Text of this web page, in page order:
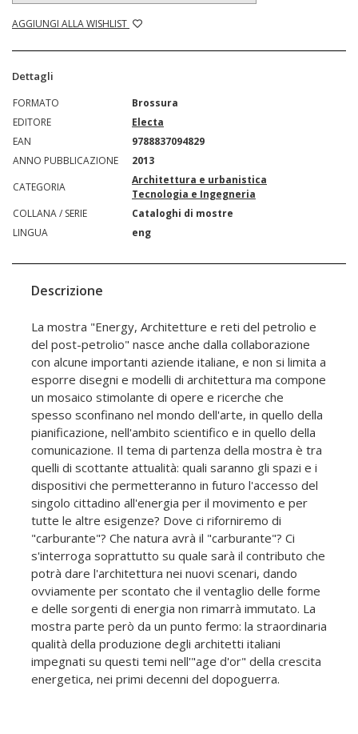
AGGIUNGI ALLA WISHLIST
Dettagli
FORMATO
Brossura
EDITORE
Electa
EAN
9788837094829
ANNO PUBBLICAZIONE
2013
CATEGORIA
Architettura e urbanistica
Tecnologia e Ingegneria
COLLANA / SERIE
Cataloghi di mostre
LINGUA
eng
Descrizione
La mostra "Energy, Architetture e reti del petrolio e
del post-petrolio" nasce anche dalla collaborazione
con alcune importanti aziende italiane, e non si limita a
esporre disegni e modelli di architettura ma compone
un mosaico stimolante di opere e ricerche che
spesso sconfinano nel mondo dell'arte, in quello della
pianificazione, nell'ambito scientifico e in quello della
comunicazione. Il tema di partenza della mostra è tra
quelli di scottante attualità: quali saranno gli spazi e i
dispositivi che permetteranno in futuro l'accesso del
singolo cittadino all'energia per il movimento e per
tutte le altre esigenze? Dove ci riforniremo di
"carburante"? Che natura avrà il "carburante"? Ci
s'interroga soprattutto su quale sarà il contributo che
potrà dare l'architettura nei nuovi scenari, dando
ovviamente per scontato che il ventaglio delle forme
e delle sorgenti di energia non rimarrà immutato. La
mostra parte però da un punto fermo: la straordinaria
qualità della produzione degli architetti italiani
impegnati su questi temi nell'"age d'or" della crescita
energetica, nei primi decenni del dopoguerra.